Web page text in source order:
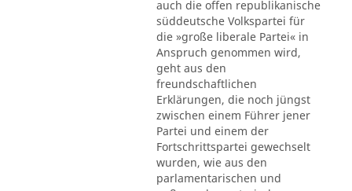
auch die offen republikanische
süddeutsche Volkspartei für
die »große liberale Partei« in
Anspruch genommen wird,
geht aus den
freundschaftlichen
Erklärungen, die noch jüngst
zwischen einem Führer jener
Partei und einem der
Fortschrittspartei gewechselt
wurden, wie aus den
parlamentarischen und